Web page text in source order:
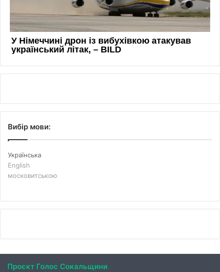
Вибір мови:
Українська
English
московитською
Проєкт Голос Сокальщини